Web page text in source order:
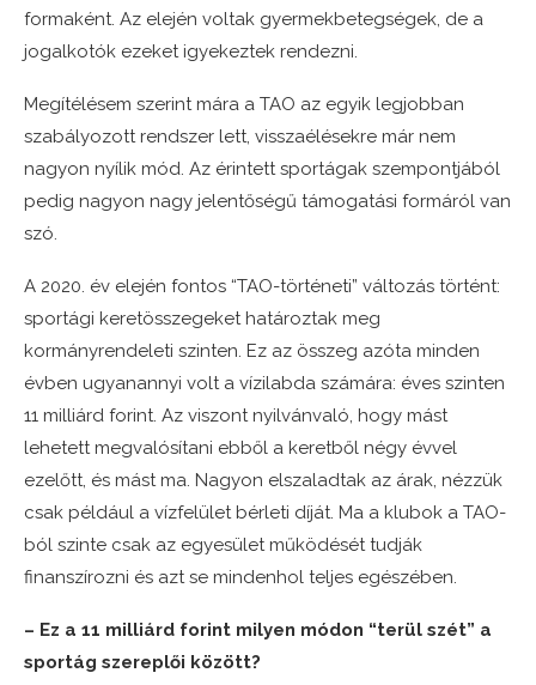
formaként. Az elején voltak gyermekbetegségek, de a
jogalkotók ezeket igyekeztek rendezni.
Megítélésem szerint mára a TAO az egyik legjobban
szabályozott rendszer lett, visszaélésekre már nem
nagyon nyílik mód. Az érintett sportágak szempontjából
pedig nagyon nagy jelentőségű támogatási formáról van
szó.
A 2020. év elején fontos “TAO-történeti” változás történt:
sportági keretösszegeket határoztak meg
kormányrendeleti szinten. Ez az összeg azóta minden
évben ugyanannyi volt a vízilabda számára: éves szinten
11 milliárd forint. Az viszont nyilvánvaló, hogy mást
lehetett megvalósítani ebből a keretből négy évvel
ezelőtt, és mást ma. Nagyon elszaladtak az árak, nézzük
csak például a vízfelület bérleti díját. Ma a klubok a TAO-
ból szinte csak az egyesület működését tudják
finanszírozni és azt se mindenhol teljes egészében.
– Ez a 11 milliárd forint milyen módon “terül szét” a
sportág szereplői között?